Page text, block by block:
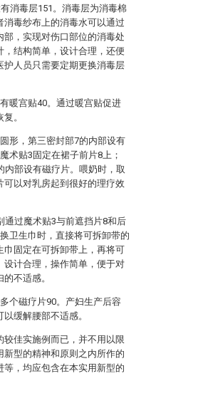
消毒层151。消毒层为消毒棉
毒纱布上的消毒水可以通过
，实现对伤口部位的消毒处
结构简单，设计合理，还便
护人员只需要定期更换消毒层
暖宫贴40。通过暖宫贴促进
。
形，第三密封部7的内部设有
术贴3固定在裙子前片8上；
内部设有磁疗片。喂奶时，取
以对乳房起到很好的理疗效
通过魔术贴3与前遮挡片8和后
卫生巾时，直接将可拆卸带的
巾固定在可拆卸带上，再将可
设计合理，操作简单，便于对
不适感。
个磁疗片90。产妇生产后容
缓解腰部不适感。
较佳实施例而已，并不用以限
型的精神和原则之内所作的
，均应包含在本实用新型的